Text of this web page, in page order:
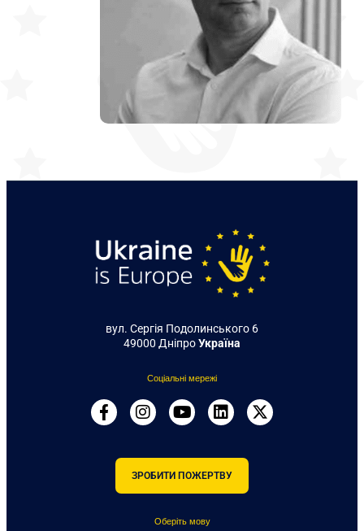
вул. Сергія Подолинського 6
49000 ДніпроУкраїна
Соціальні мережі
ЗРОБИТИ ПОЖЕРТВУ
Оберіть мову